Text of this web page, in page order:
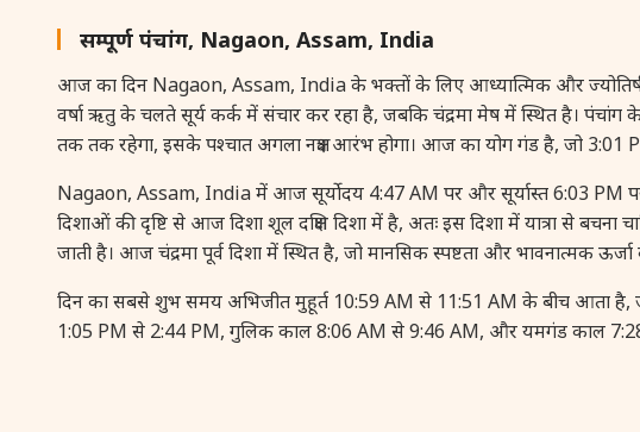
सम्पूर्ण पंचांग, Nagaon, Assam, India
आज का दिन Nagaon, Assam, India के भक्तों के लिए आध्यात्मिक और ज्योतिषीय
वर्षा ऋतु के चलते सूर्य कर्क में संचार कर रहा है, जबकि चंद्रमा मेष में स्थित है। पंचांग
तक तक रहेगा, इसके पश्चात अगला नक्षत्र आरंभ होगा। आज का योग गंड है, जो
Nagaon, Assam, India में आज सूर्योदय 4:47 AM पर और सूर्यास्त 6:03 PM पर
दिशाओं की दृष्टि से आज दिशा शूल दक्षिण दिशा में है, अतः इस दिशा में यात्रा से
जाती है। आज चंद्रमा पूर्व दिशा में स्थित है, जो मानसिक स्पष्टता और भावनात्मक ऊर्जा
दिन का सबसे शुभ समय अभिजीत मुहूर्त 10:59 AM से 11:51 AM के बीच आता है,
1:05 PM से 2:44 PM, गुलिक काल 8:06 AM से 9:46 AM, और यमगंड काल 7:28